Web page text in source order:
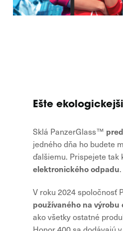
Ešte
Sklá PanzerGlass™
jedného dňa ho budete
ďalšiemu. Prispejete tak
elektronického odpadu.
V roku 2024 spoločnosť
používaného na výrobu
ako všetky ostatné